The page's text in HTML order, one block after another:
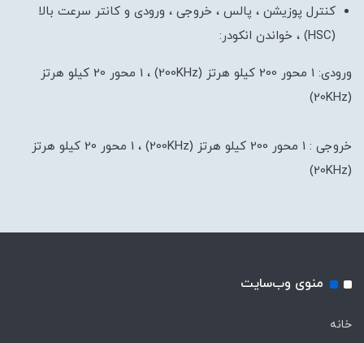
کنترل پوزیشن ، پالس ، خروجی ، ورودی و کانتر سرعت بالا
ورودی: 1 محور 200 کیلو هرتز (200KHz) ، 1 محور 20 کیلو هرتز
خروجی : 1 محور 200 کیلو هرتز (200KHz) ، 1 محور 20 کیلو هرتز
منوی وب‌سایت
خانه